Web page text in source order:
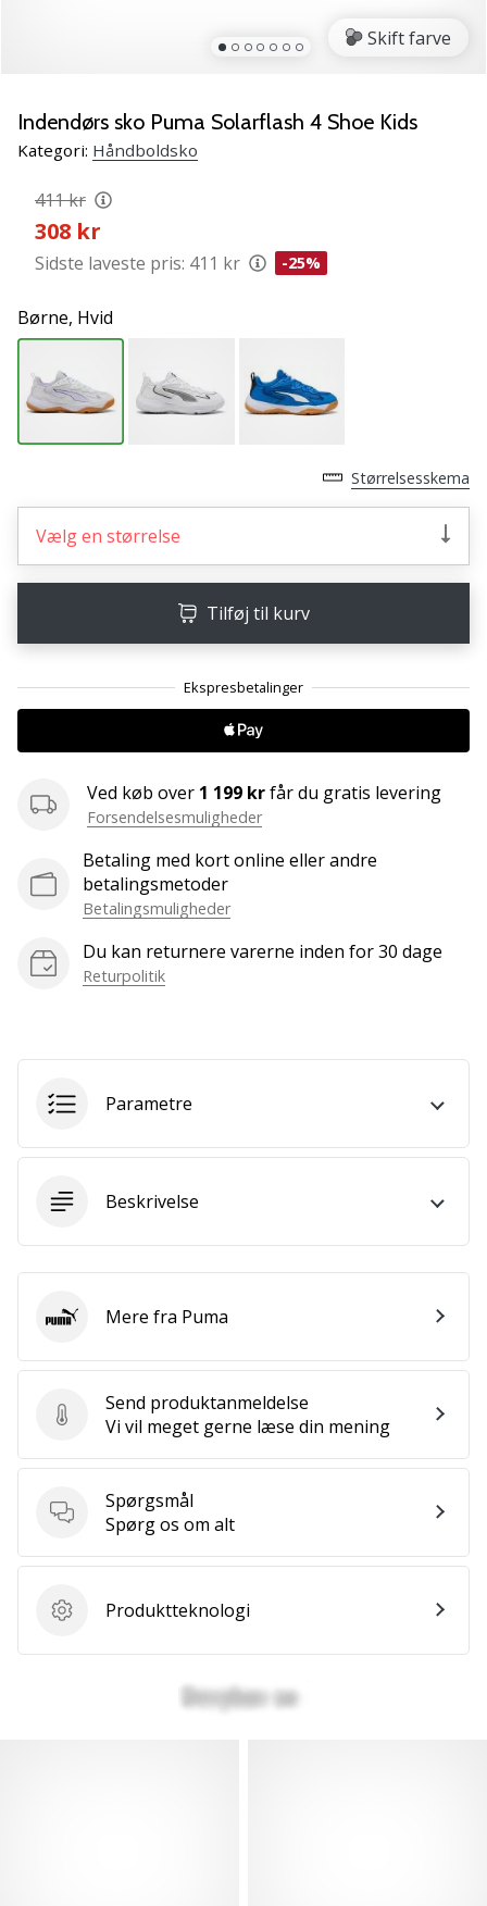
de
PUMA
Accelerate
NITRO
SQD
5
at
kende!
de
tekniske
og
om
det
•
2 min. Læsning
Bliv
Handball
ambassadør
du
hobby
som
løbe
Vis alle
artikler
Skift farve
Indendørs sko Puma Solarflash 4 Shoe Kids
Kategori: Håndboldsko
411 kr
308 kr
Sidste laveste pris: 411 kr -25%
Børne, Hvid
Størrelsesskema
Vælg en størrelse
Tilføj til kurv
Ved køb over 1 199 krfår du gratis levering
Forsendelsesmuligheder
Betaling med kort online eller andre
betalingsmetoder
Betalingsmuligheder
Du kan returnere varerne inden for 30 dage
Returpolitik
Parametre
Beskrivelse
Send produktanmeldelse
Send produktanmeldelse
Vi vil meget gerne læse din mening
Spørgsmål
Spørgsmål
Spørg os om alt
Produktteknologi
Produktteknologi
PumaMere fra Puma